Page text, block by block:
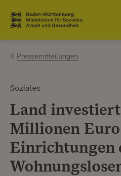
Zum Inhalt springen
Link zur Startseite
Pressemitteilungen
Soziales
Land
Millionen
Einrichtungen